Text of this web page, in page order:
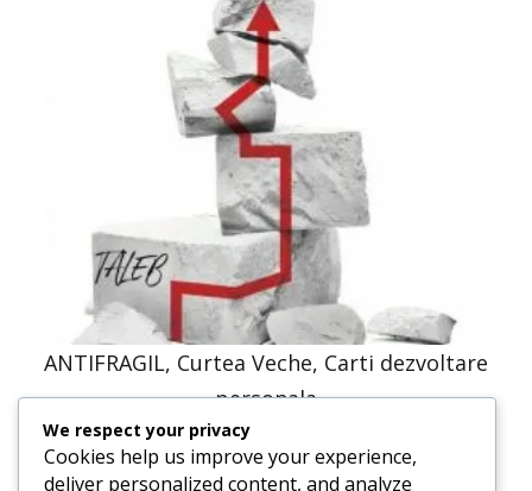
ANTIFRAGIL, Curtea Veche, Carti dezvoltare
personala
68,71lei
We respect your privacy
Cookies help us improve your experience,
deliver personalized content, and analyze